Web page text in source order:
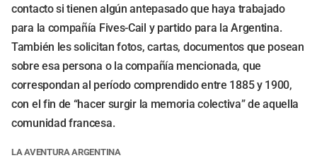
contacto si tienen algún antepasado que haya trabajado
para la compañía Fives-Cail y partido para la Argentina.
También les solicitan fotos, cartas, documentos que posean
sobre esa persona o la compañía mencionada, que
correspondan al período comprendido entre 1885 y 1900,
con el fin de “hacer surgir la memoria colectiva” de aquella
comunidad francesa.
LA AVENTURA ARGENTINA